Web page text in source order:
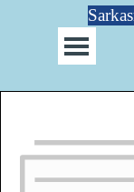
Direkt zum Seiteninhalt
Menü